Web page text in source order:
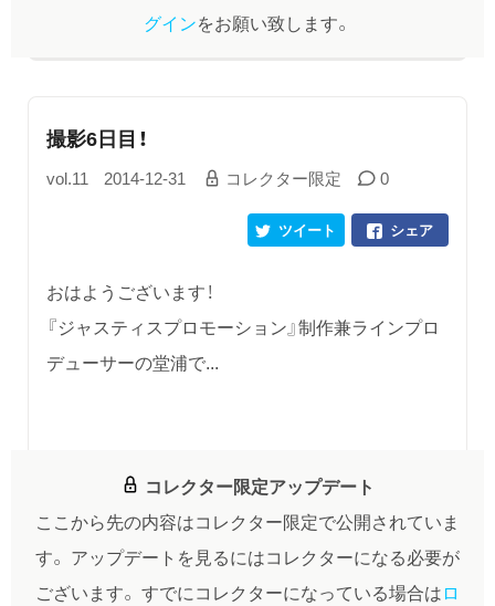
グインをお願い致します。
撮影6日目！
vol.11 2014-12-31 コレクター限定 0
シェア
ツイート
おはようございます！
『ジャスティスプロモーション』制作兼ラインプロ
デューサーの堂浦で...
コレクター限定アップデート
ここから先の内容はコレクター限定で公開されていま
す。 アップデートを見るにはコレクターになる必要が
ございます。 すでにコレクターになっている場合はロ